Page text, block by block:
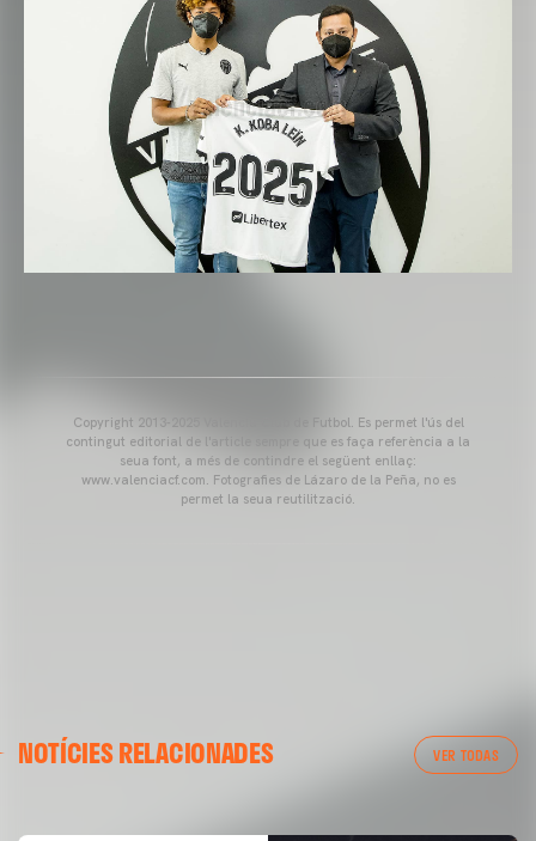
Copyright 2013-2025 Valencia Club de Futbol. Es permet l'ús del
contingut editorial de l'article sempre que es faça referència a la
seua font, a més de contindre el següent enllaç:
www.valenciacf.com. Fotografies de Lázaro de la Peña, no es
permet la seua reutilització.
NOTÍCIES RELACIONADES VER TODAS
ENTRENAMENT DEL VALENCIA CF 04/03/26